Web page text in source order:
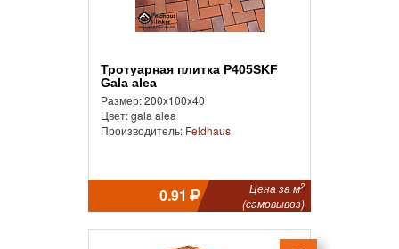
Тротуарная плитка P405SKF
Gala alea
Размер: 200x100x40
Цвет: gala alea
Производитель: Feldhaus
0.91 Цена за м2
(самовывоз)